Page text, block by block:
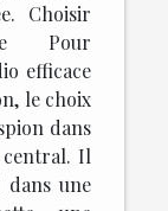
Choisir
Pour
efficace
le choix
dans
Il
dans une